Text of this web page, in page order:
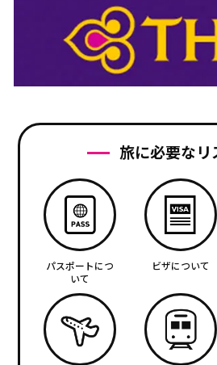
旅に必要なリ
パスポートにつ
いて
ビザについて